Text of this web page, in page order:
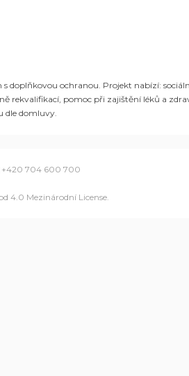
doplňkovou ochranou. Projekt nabízí:
rekvalifikací, pomoc při zajištění léků a
dle domluvy.
+420 704 600 700
4.0 Mezinárodní License.